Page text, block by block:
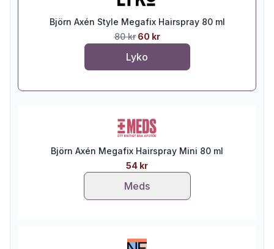
Björn Axén Style Megafix Hairspray 80 ml
80 kr 60 kr
Lyko
Björn Axén Megafix Hairspray Mini 80 ml
54 kr
Meds